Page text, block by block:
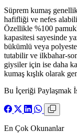
Süprem kumaş
hafifliği ve nefes
Özellikle %100
kapasitesi sayesinde
bükümlü veya
tutabilir ve ilkbahar-
giysiler için ise daha
kumaş kışlık olarak
Bu İçeriği Paylaşmak
En Çok Okunanlar